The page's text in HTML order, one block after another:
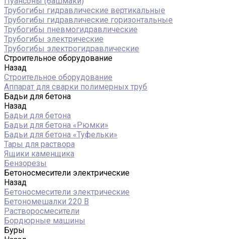
Трубогибы гидравлические вертикальные
Трубогибы гидравлические горизонтальные
Трубогибы пневмогидравлические
Трубогибы электрические
Трубогибы электрогидравлические
Строительное оборудование
Назад
Строительное оборудование
Аппарат для сварки полимерных труб
Бадьи для бетона
Назад
Бадьи для бетона
Бадьи для бетона «Рюмки»
Бадьи для бетона «Туфельки»
Тары для раствора
Ящики каменщика
Бензорезы
Бетоносмесители электрические
Назад
Бетоносмесители электрические
Бетономешалки 220 В
Растворосмесители
Бордюрные машины
Буры